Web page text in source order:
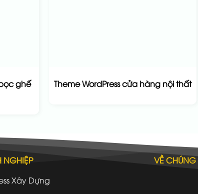
ghế
Theme WordPress cửa hàng nội thất
NGHIỆP
Xây Dựng
VỀ CHÚNG